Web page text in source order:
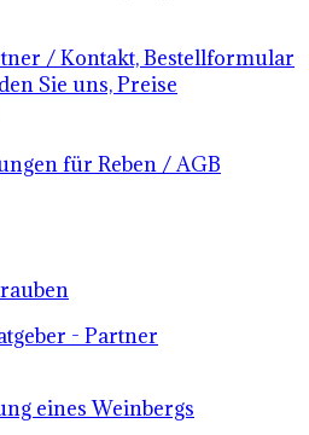
/ Kontakt, Bestellformular
Sie uns, Preise
für Reben / AGB
- Partner
eines Weinbergs